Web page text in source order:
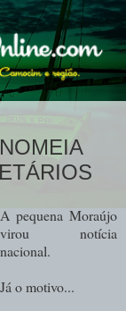
A pequena Moraújo
virou notícia
nacional.
Já o motivo...